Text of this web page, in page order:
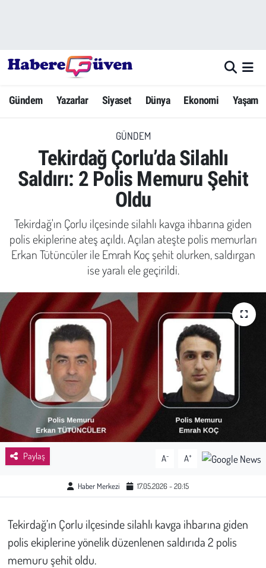
Gündem Yazarlar Siyaset Dünya Ekonomi Yaşam
GÜNDEM
Tekirdağ Çorlu’da Silahlı
Saldırı: 2 Polis Memuru Şehit
Oldu
Tekirdağ'ın Çorlu ilçesinde silahlı kavga ihbarına giden
polis ekiplerine ateş açıldı. Açılan ateşte polis memurları
Erkan Tütüncüler ile Emrah Koç şehit olurken, saldırgan
ise yaralı ele geçirildi.
Paylaş A- A+
Haber Merkezi 17.05.2026 - 20:15
Tekirdağ’ın Çorlu ilçesinde silahlı kavga ihbarına giden
polis ekiplerine yönelik düzenlenen saldırıda 2 polis
memuru şehit oldu.
Yazarlar
Dünya
Ekonomi
Yerel Haberler
Eğitim
Kadın
Emek
Spor
Çocuk
Kültür Sanat
Bilim - Teknoloji
İnsan Hakları
Hayvan Hakları
Çevre
Hava Durumu
Trafik Durumu
Süper Lig Puan Durumu ve Fikstür
Tüm Manşetler
Haber Arşivi